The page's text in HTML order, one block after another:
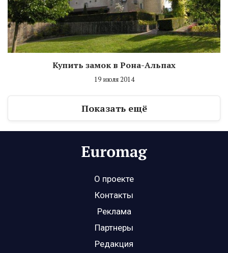
Купить замок в Рона-Альпах
19 июля 2014
Показать ещё
О проекте
Контакты
Реклама
Партнеры
Редакция